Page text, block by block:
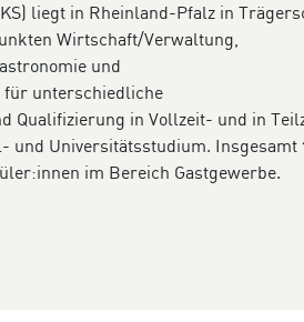
liegt in Rheinland-Pfalz in
Wirtschaft/Verwaltung,
und
für unter­schiedliche
Quali­fizierung in Vollzeit- und in
Universitäts­studium. Insgesamt
im Bereich Gastgewerbe.